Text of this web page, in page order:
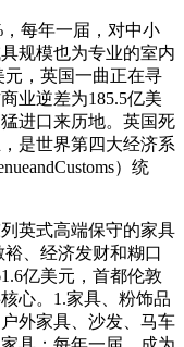
每年一届，对中小
规模也为专业的室内
元，英国一曲正在寻
业逆差为185.5亿美
进口来历地。英国死
是世界第四大经济系
）统
英式高端保守的家具
、经济发财和糊口
亿美元，首都伦敦
心。1.家具、粉饰品
外家具、沙发、马车